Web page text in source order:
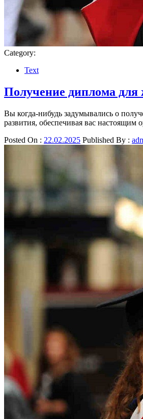
Category:
Text
Получение диплома для
Вы когда-нибудь задумывались о
развития, обеспечивая вас настоящим
Posted On : 22.02.2025 Published By :